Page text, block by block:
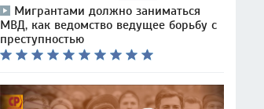
Мигрантами должно заниматься
МВД, как ведомство ведущее борьбу с
преступностью